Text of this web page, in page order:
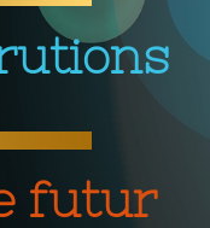
futur